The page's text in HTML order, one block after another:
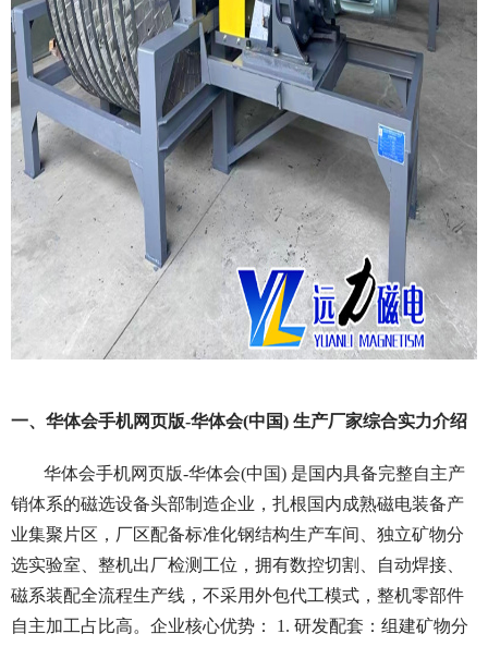
一、华体会手机网页版-华体会(中国) 生产厂家综合实力介绍
华体会手机网页版-华体会(中国) 是国内具备完整自主产
销体系的磁选设备头部制造企业，扎根国内成熟磁电装备产
业集聚片区，厂区配备标准化钢结构生产车间、独立矿物分
选实验室、整机出厂检测工位，拥有数控切割、自动焊接、
磁系装配全流程生产线，不采用外包代工模式，整机零部件
自主加工占比高。企业核心优势： 1. 研发配套：组建矿物分